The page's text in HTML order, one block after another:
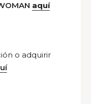
aquí
o adquirir